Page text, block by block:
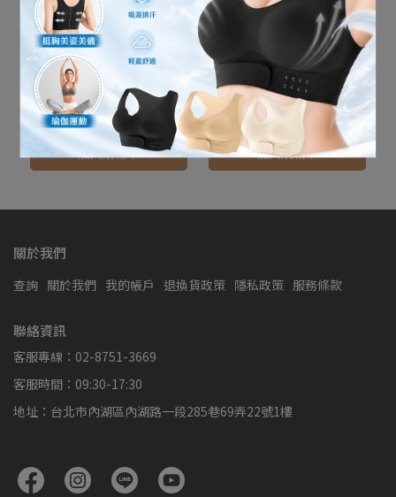
高階編曲伴奏錄音雙喇叭
重低音可攜式USB電子鼓
爵士鼓
NT$2,980NT$5,980
加入購物車
智能無痛矽膠琴弦電吉他
套裝-配件專區
NT$500
NT$1,500
加入購物車
關於我們
查詢 關於我們 我的帳戶 退換貨政策 隱私政策 服務條款
聯絡資訊
客服專線：02-8751-3669
客服時間：09:30-17:30
地址：台北市內湖區內湖路一段285巷69弄22號1樓